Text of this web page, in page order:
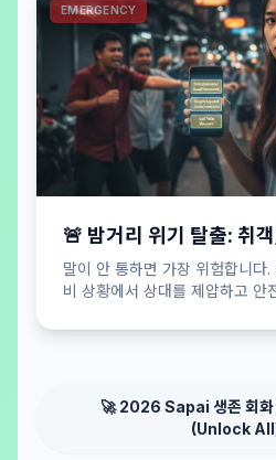
EMERGENCY
🚨 밤거리 위기 탈출: 취
말이 안 통하면 가장 위험합니다
비 상황에서 상대를 제압하고 안
🚀 2026 Sapai 생존 회화
(Unlock